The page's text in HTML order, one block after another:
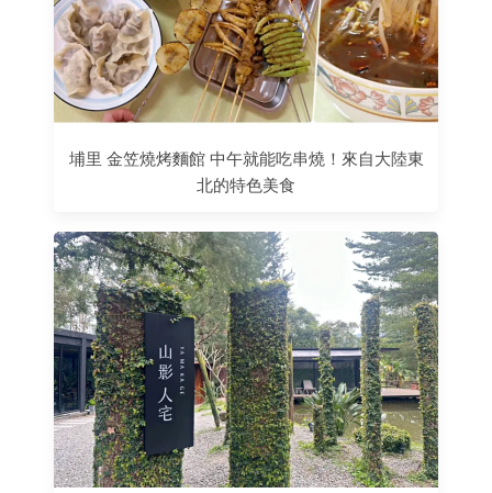
埔里 金笠燒烤麵館 中午就能吃串燒！來自大陸東
北的特色美食